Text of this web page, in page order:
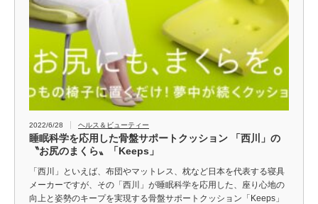
2022/6/28 ヘルス＆ビューティー
睡眠科学を応用した骨盤サポートクッション 「西川」の
〝お尻のまくら〟「Keeps」
「西川」といえば、布団やマットレス、枕など日本を代表する寝具
メーカーですが、その「西川」が睡眠科学を応用した、座り心地の
向上と姿勢のキープを実現する骨盤サポートクッション「Keeps」